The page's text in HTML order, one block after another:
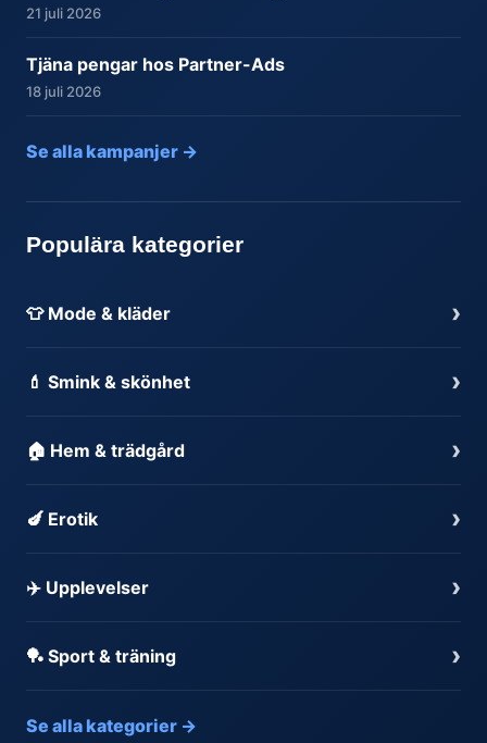
21 juli 2026
Tjäna pengar hos Partner-Ads
18 juli 2026
Se alla kampanjer →
Populära kategorier
👕 Mode & kläder ›
💄 Smink & skönhet ›
🏠 Hem & trädgård ›
🍆 Erotik ›
✈️ Upplevelser ›
🏓 Sport & träning ›
Se alla kategorier →